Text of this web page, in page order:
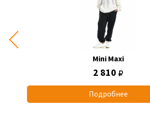
Mini Maxi
2 810
Подробнее